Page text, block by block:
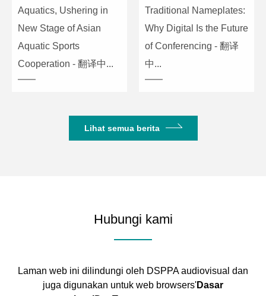
Aquatics, Ushering in
New Stage of Asian
Aquatic Sports
Cooperation - 翻译中...
Traditional Nameplates:
Why Digital Is the Future
of Conferencing - 翻译
中...
Lihat semua berita
Hubungi kami
Laman web ini dilindungi oleh DSPPA audiovisual dan
juga digunakan untuk web browsers'Dasar